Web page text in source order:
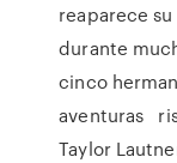
reaparece
durante
cinco
aventuras
Taylor